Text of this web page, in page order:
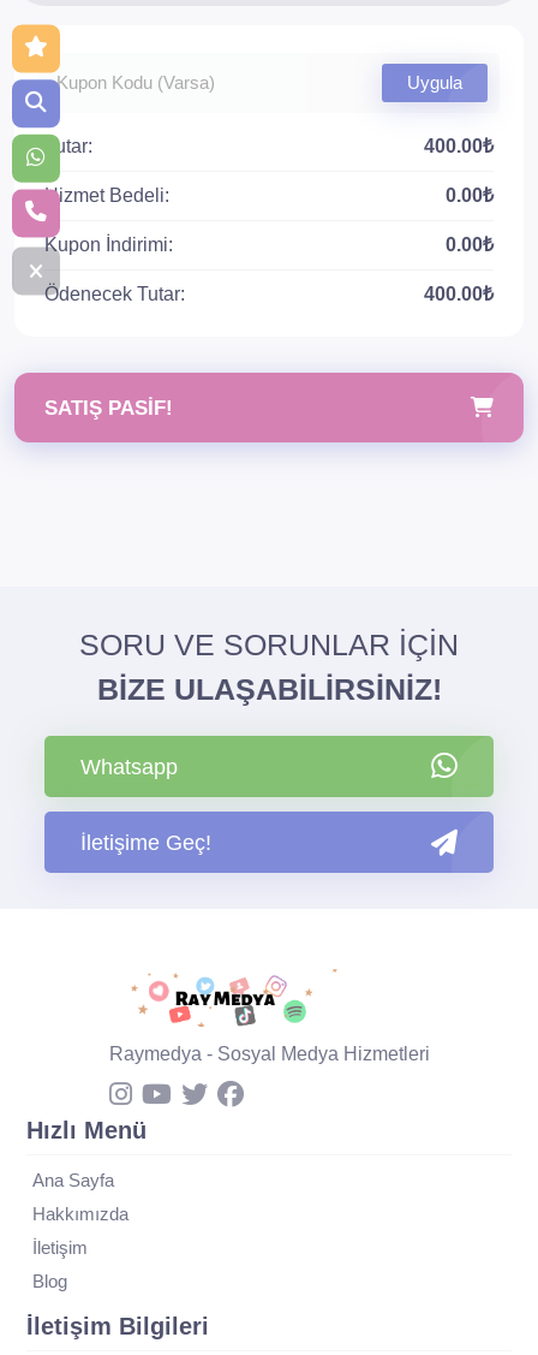
Uygula
Tutar: 400.00₺
Hizmet Bedeli: 0.00₺
Kupon İndirimi: 0.00₺
Ödenecek Tutar: 400.00₺
SATIŞ PASIF!
SORU VE SORUNLAR İÇİN
BİZE ULAŞABİLİRSİNİZ!
Whatsapp
İletişime Geç!
Raymedya - Sosyal Medya Hizmetleri
Hızlı Menü
Ana Sayfa
Hakkımızda
İletişim
Blog
İletişim Bilgileri